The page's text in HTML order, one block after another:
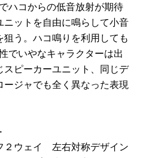
ハコからの低音放射が期待
ニットを自由に鳴らして小音
う。ハコ鳴りを利用しても
でいやなキャラクターは出
スピーカーユニット、同じデ
ージャでも全く異なった表現
２ウェイ 左右対称デザイン